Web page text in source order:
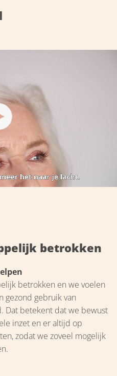
betrokken
betrokken en we voelen
gezond gebruik van
Dat betekent dat we bewust
inzet en er altijd op
zodat we zoveel mogelijk